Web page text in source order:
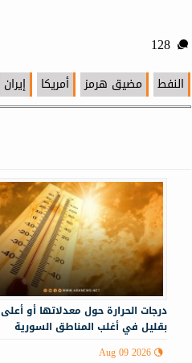
128
النفط مضيق هرمز أمريكا إيران
درجات الحرارة حول معدلاتها أو أعلى
بقليل في أغلب المناطق السورية
Aug 09 2026